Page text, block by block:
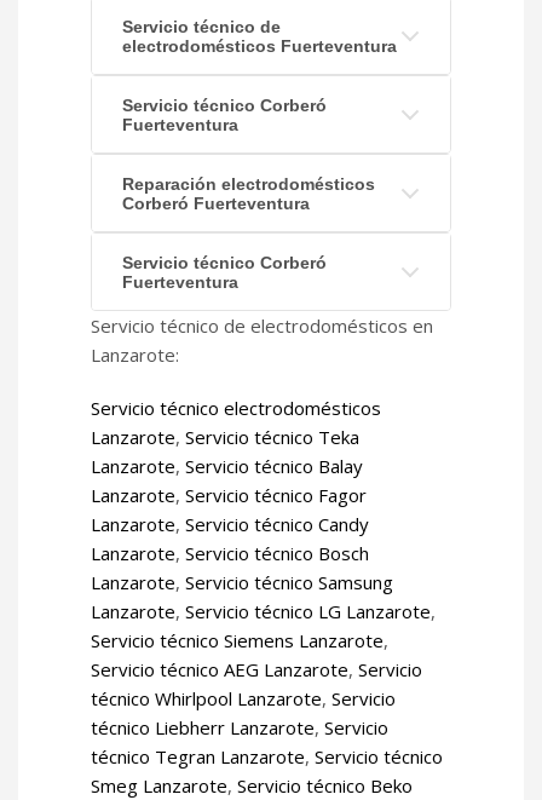
Servicio técnico de
electrodomésticos Fuerteventura
Servicio técnico Corberó
Fuerteventura
Reparación electrodomésticos
Corberó Fuerteventura
Servicio técnico Corberó
Fuerteventura
Servicio técnico de electrodomésticos en
Lanzarote:
Servicio técnico electrodomésticos
Lanzarote, Servicio técnico Teka
Lanzarote, Servicio técnico Balay
Lanzarote, Servicio técnico Fagor
Lanzarote, Servicio técnico Candy
Lanzarote, Servicio técnico Bosch
Lanzarote, Servicio técnico Samsung
Lanzarote, Servicio técnico LG Lanzarote,
Servicio técnico Siemens Lanzarote,
Servicio técnico AEG Lanzarote, Servicio
técnico Whirlpool Lanzarote, Servicio
técnico Liebherr Lanzarote, Servicio
técnico Tegran Lanzarote, Servicio técnico
Smeg Lanzarote, Servicio técnico Beko